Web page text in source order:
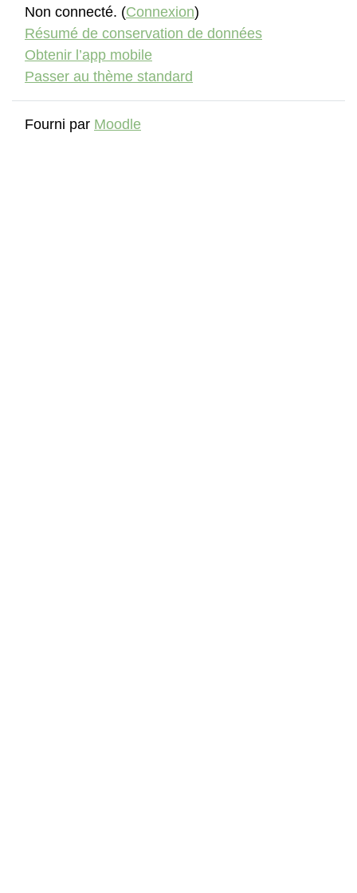
Non connecté. (Connexion)
Résumé de conservation de données
Obtenir l’app mobile
Passer au thème standard
Fourni par Moodle